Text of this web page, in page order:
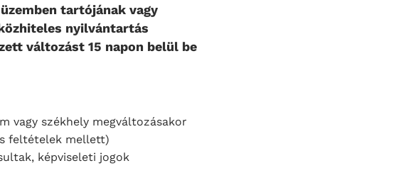
tartójának vagy
nyilvántartás
változást 15 napon belül be
vagy székhely megváltozásakor
feltételek mellett)
képviseleti jogok